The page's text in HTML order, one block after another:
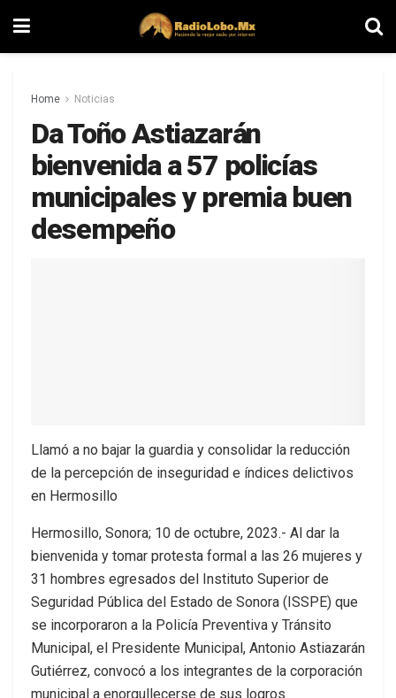
Home Noticias
Da Toño Astiazarán
bienvenida a 57 policías
municipales y premia buen
desempeño
Llamó a no bajar la guardia y consolidar la reducción
de la percepción de inseguridad e índices delictivos
en Hermosillo
Hermosillo, Sonora; 10 de octubre, 2023.- Al dar la
bienvenida y tomar protesta formal a las 26 mujeres y
31 hombres egresados del Instituto Superior de
Seguridad Pública del Estado de Sonora (ISSPE) que
se incorporaron a la Policía Preventiva y Tránsito
Municipal, el Presidente Municipal, Antonio Astiazarán
Gutiérrez, convocó a los integrantes de la corporación
municipal a enorgullecerse de sus logros.